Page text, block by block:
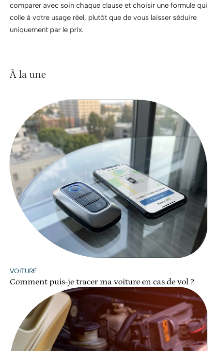
comparer avec soin chaque clause et choisir une formule qui
colle à votre usage réel, plutôt que de vous laisser séduire
uniquement par le prix.
À la une
VOITURE
Comment puis-je tracer ma voiture en cas de vol ?